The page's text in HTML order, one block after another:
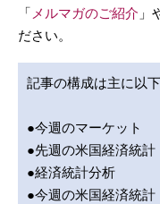
「 メルマガのご紹介 」
ださい。
記事の構成は主に以
●今週のマーケット
●先週の米国経済統計
●経済統計分析
●今週の米国経済統計